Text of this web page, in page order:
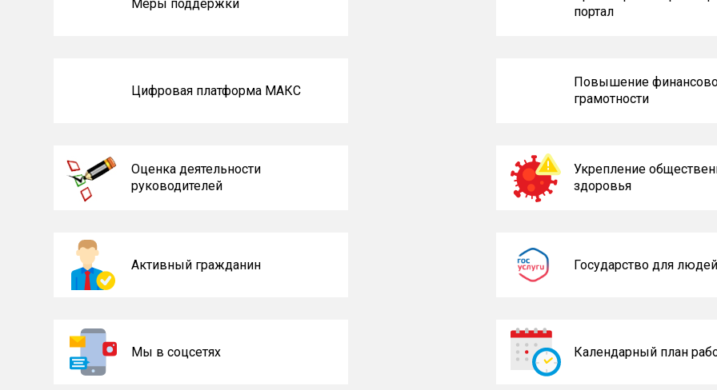
Меры поддержки
портал
Цифровая платформа МАКС
Повышение
грамотности
Оценка деятельности
руководителей
Укрепление
здоровья
Активный гражданин Государство для людей
Мы в соцсетях Календарный план